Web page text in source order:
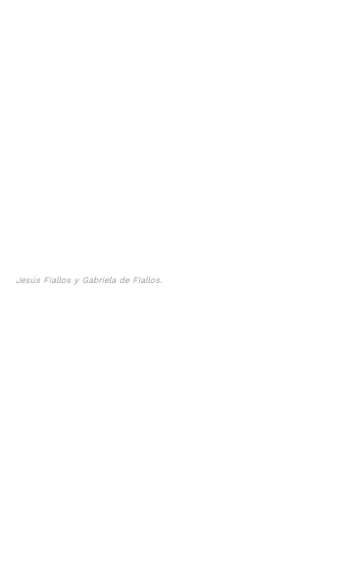
Jesús Fiallos y Gabriela de Fiallos.